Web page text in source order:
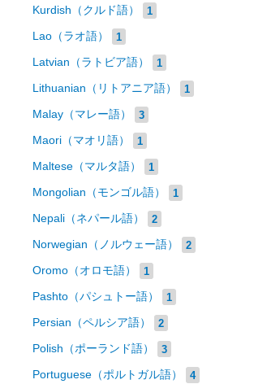
Kurdish（クルド語） 1
Lao（ラオ語） 1
Latvian（ラトビア語） 1
Lithuanian（リトアニア語） 1
Malay（マレー語） 3
Maori（マオリ語） 1
Maltese（マルタ語） 1
Mongolian（モンゴル語） 1
Nepali（ネパール語） 2
Norwegian（ノルウェー語） 2
Oromo（オロモ語） 1
Pashto（パシュトー語） 1
Persian（ペルシア語） 2
Polish（ポーランド語） 3
Portuguese（ポルトガル語） 4